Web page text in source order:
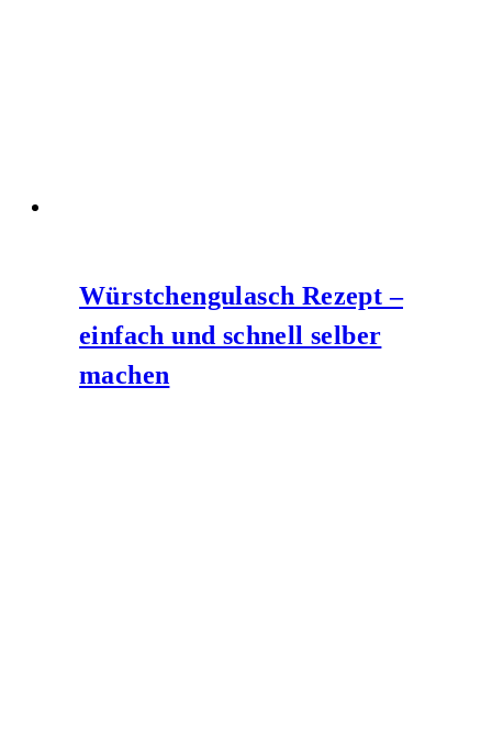
Würstchengulasch Rezept –
einfach und schnell selber
machen